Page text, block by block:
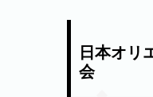
日本オリ
会